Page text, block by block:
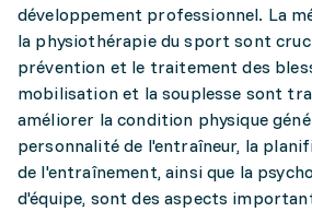
développement professionnel. La
la physiothérapie du sport sont
prévention et le traitement des
mobilisation et la souplesse sont
améliorer la condition physique
personnalité de l'entraîneur, la
de l'entraînement, ainsi que la
d'équipe, sont des aspects